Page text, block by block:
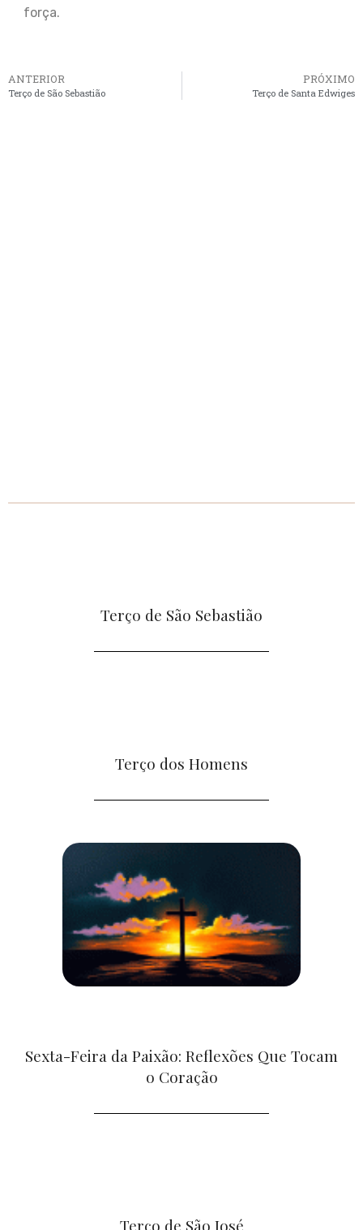
força.
ANTERIOR
Terço de São Sebastião
PRÓXIMO
Terço de Santa Edwiges
Terço de São Sebastião
Terço dos Homens
Sexta-Feira da Paixão: Reflexões Que Tocam
o Coração
Terço de São José